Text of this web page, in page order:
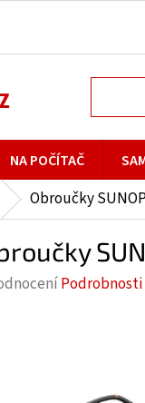
NA POČÍTAČ
Obroučky